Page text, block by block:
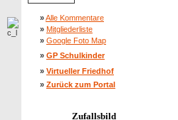
»Alle Kommentare
» Mitgliederliste
» Google Foto Map
» GP Schulkinder
» Virtueller Friedhof
» Zurück zum Portal
Zufallsbild